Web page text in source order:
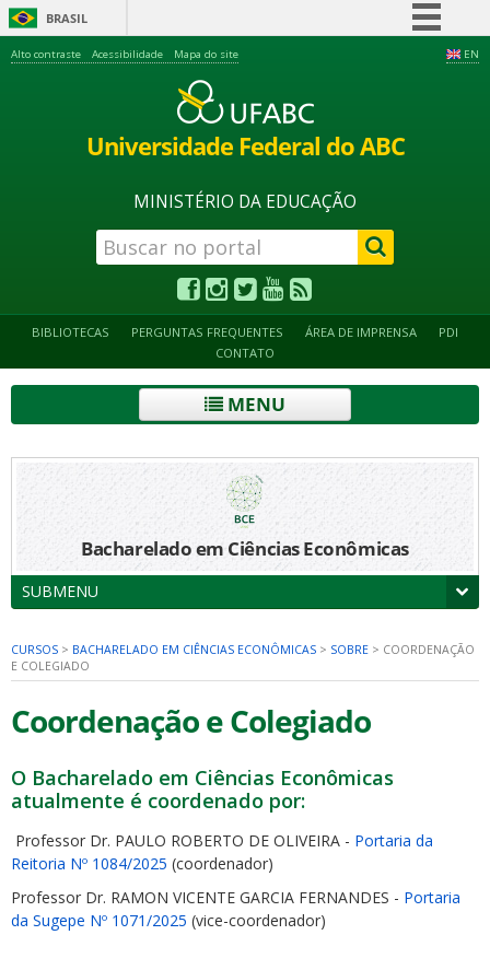
BRASIL
Acesso à informação
Legislação
Canais
EN
Alto contraste Acessibilidade Mapa do site
Universidade Federal do ABC
MINISTÉRIO DA EDUCAÇÃO
BIBLIOTECAS PERGUNTAS FREQUENTES ÁREA DE IMPRENSA
PDI
CONTATO
MENU
Bacharelado em Ciências Econômicas
SUBMENU
CURSOS > BACHARELADO EM CIÊNCIAS ECONÔMICAS > SOBRE > COORDENAÇÃO
E COLEGIADO
Coordenação e Colegiado
O Bacharelado em Ciências Econômicas
atualmente é coordenado por:
Professor Dr. PAULO ROBERTO DE OLIVEIRA - Portaria da
Reitoria Nº 1084/2025 (coordenador)
Professor Dr. RAMON VICENTE GARCIA FERNANDES - Portaria
da Sugepe Nº 1071/2025 (vice-coordenador)